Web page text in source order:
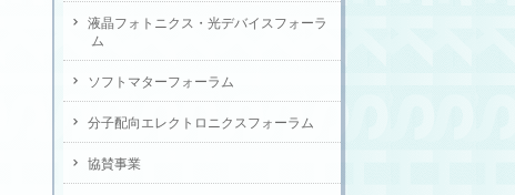
液晶フォトニクス・光デバイスフォーラ
ム
ソフトマターフォーラム
分子配向エレクトロニクスフォーラム
協賛事業